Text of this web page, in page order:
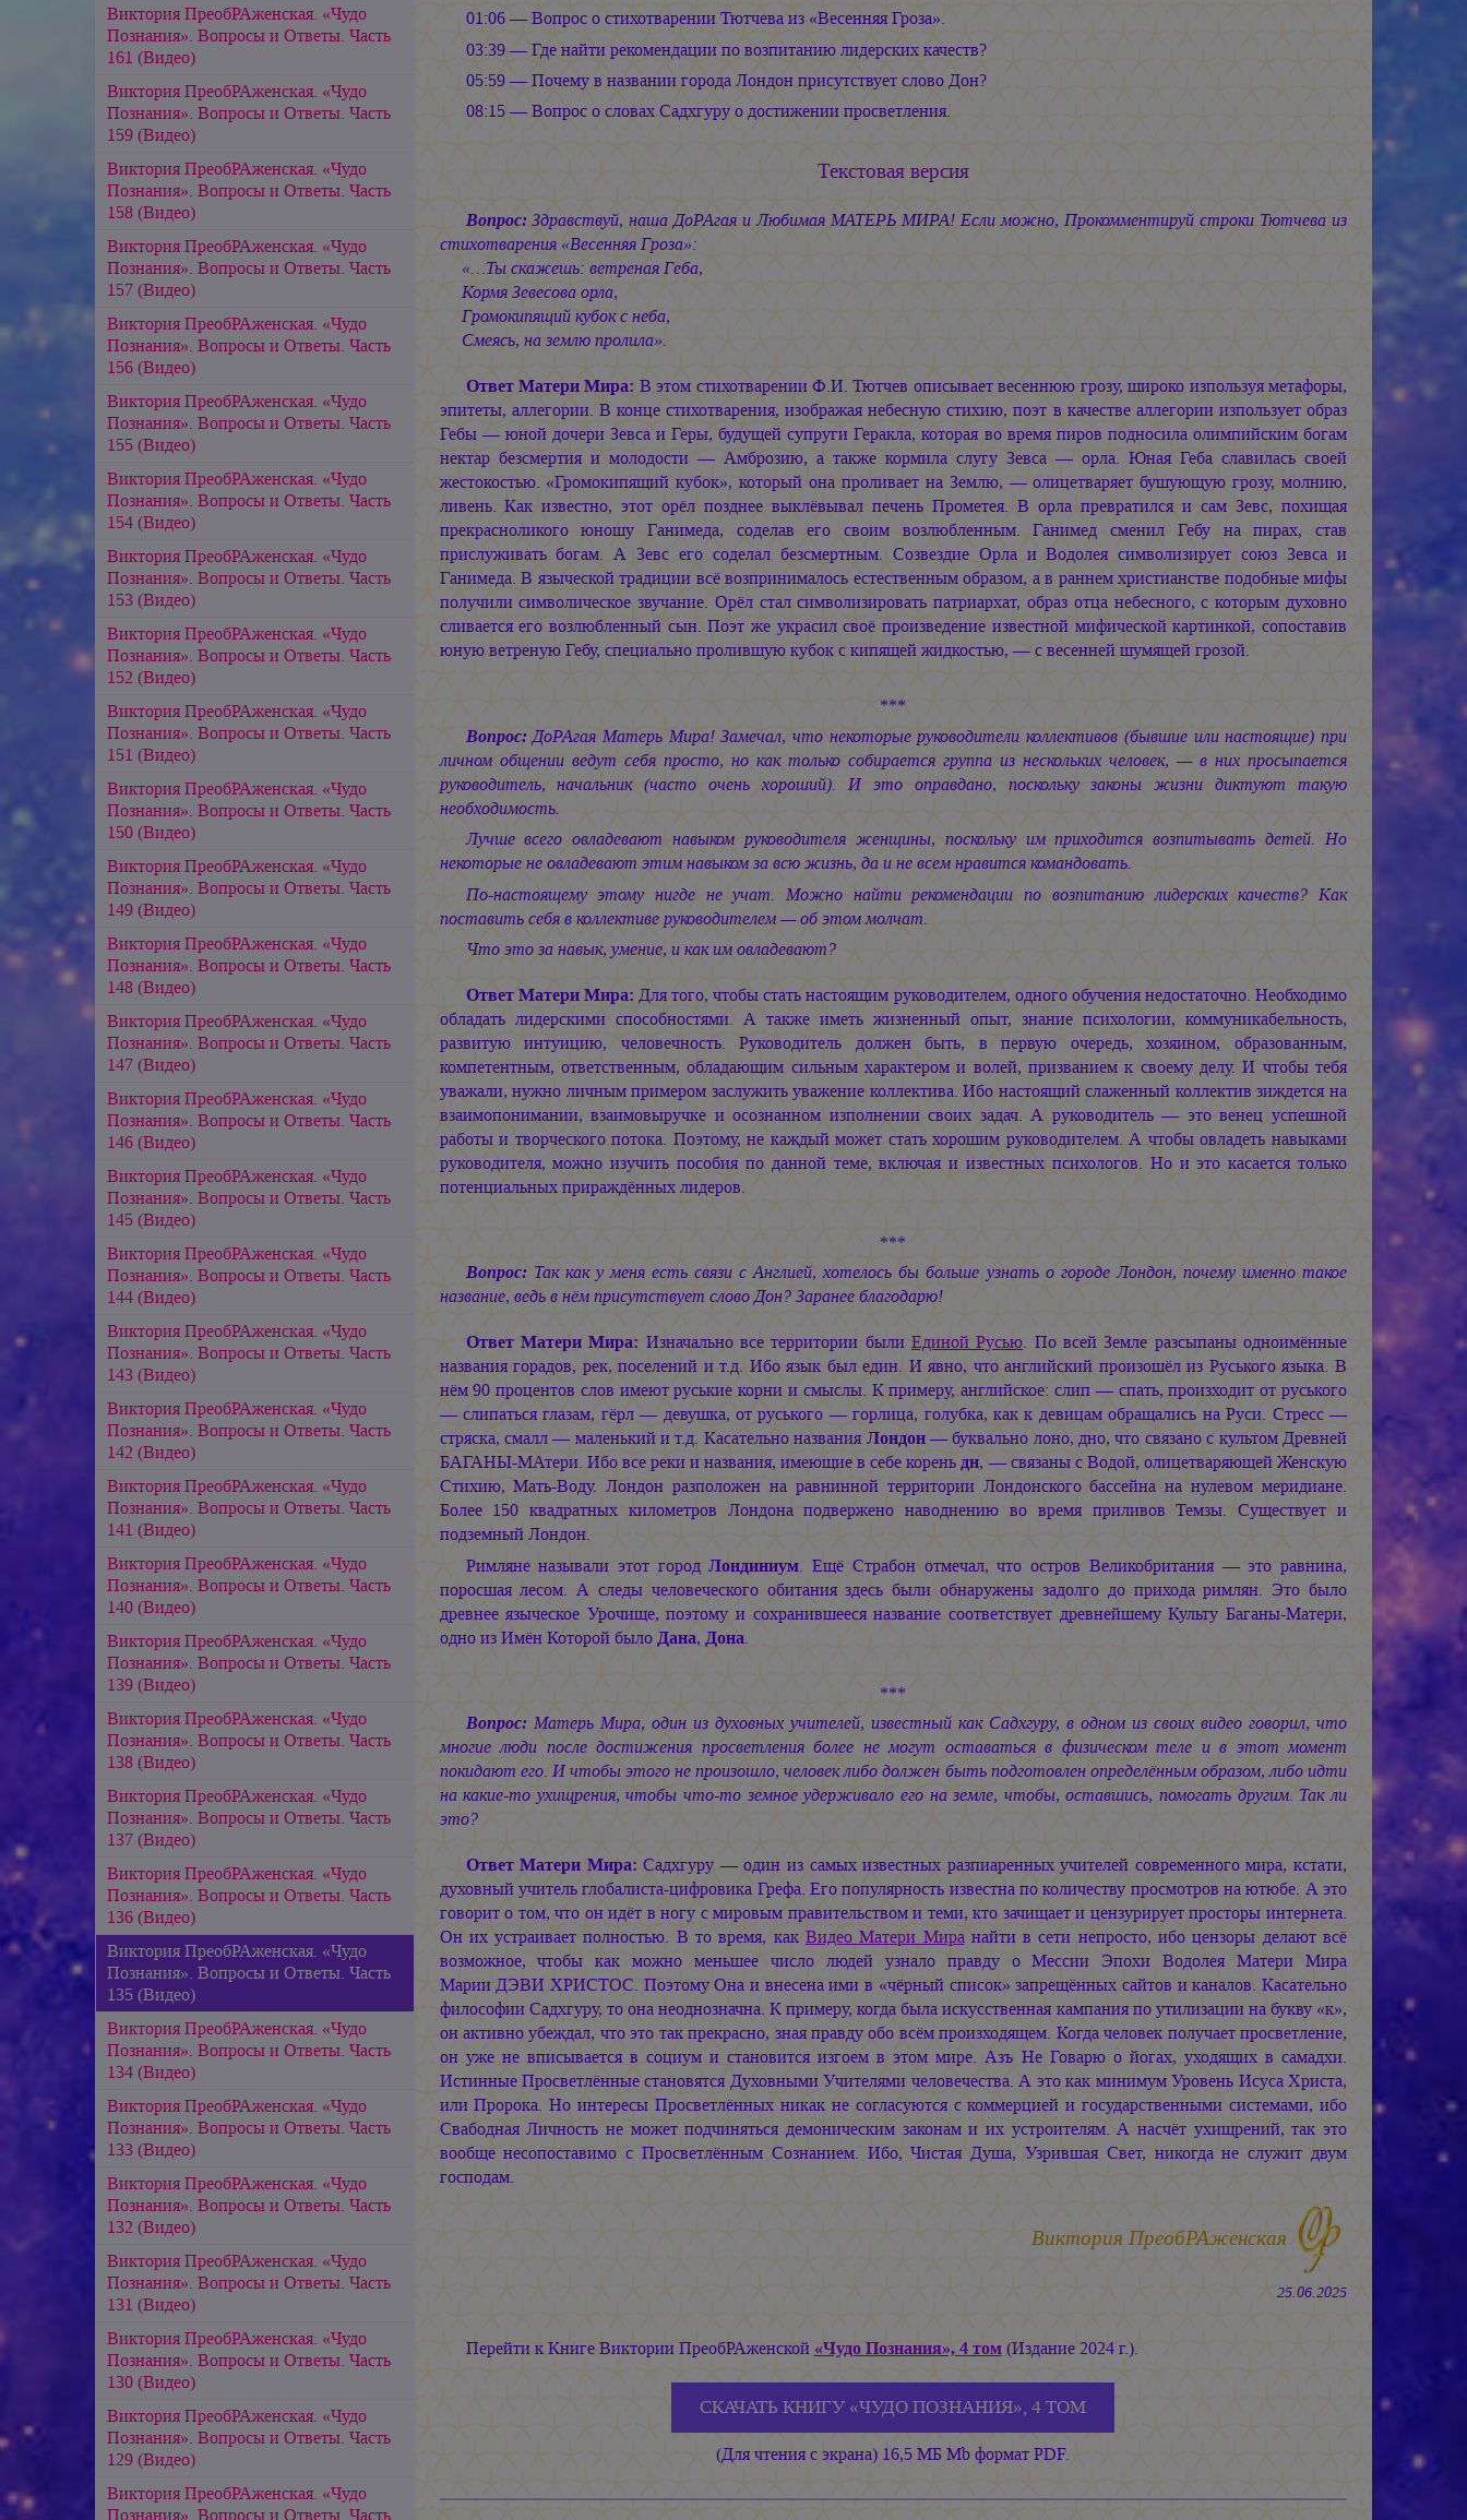
Виктория ПреобРАженская. «Чудо
Познания». Вопросы и Ответы. Часть
161 (Видео)
Виктория ПреобРАженская. «Чудо
Познания». Вопросы и Ответы. Часть
159 (Видео)
Виктория ПреобРАженская. «Чудо
Познания». Вопросы и Ответы. Часть
158 (Видео)
Виктория ПреобРАженская. «Чудо
Познания». Вопросы и Ответы. Часть
157 (Видео)
Виктория ПреобРАженская. «Чудо
Познания». Вопросы и Ответы. Часть
156 (Видео)
Виктория ПреобРАженская. «Чудо
Познания». Вопросы и Ответы. Часть
155 (Видео)
Виктория ПреобРАженская. «Чудо
Познания». Вопросы и Ответы. Часть
154 (Видео)
Виктория ПреобРАженская. «Чудо
Познания». Вопросы и Ответы. Часть
153 (Видео)
Виктория ПреобРАженская. «Чудо
Познания». Вопросы и Ответы. Часть
152 (Видео)
Виктория ПреобРАженская. «Чудо
Познания». Вопросы и Ответы. Часть
151 (Видео)
Виктория ПреобРАженская. «Чудо
Познания». Вопросы и Ответы. Часть
150 (Видео)
Виктория ПреобРАженская. «Чудо
Познания». Вопросы и Ответы. Часть
149 (Видео)
Виктория ПреобРАженская. «Чудо
Познания». Вопросы и Ответы. Часть
148 (Видео)
Виктория ПреобРАженская. «Чудо
Познания». Вопросы и Ответы. Часть
147 (Видео)
Виктория ПреобРАженская. «Чудо
Познания». Вопросы и Ответы. Часть
146 (Видео)
Виктория ПреобРАженская. «Чудо
Познания». Вопросы и Ответы. Часть
145 (Видео)
Виктория ПреобРАженская. «Чудо
Познания». Вопросы и Ответы. Часть
144 (Видео)
Виктория ПреобРАженская. «Чудо
Познания». Вопросы и Ответы. Часть
143 (Видео)
Виктория ПреобРАженская. «Чудо
Познания». Вопросы и Ответы. Часть
142 (Видео)
Виктория ПреобРАженская. «Чудо
Познания». Вопросы и Ответы. Часть
141 (Видео)
Виктория ПреобРАженская. «Чудо
Познания». Вопросы и Ответы. Часть
140 (Видео)
Виктория ПреобРАженская. «Чудо
Познания». Вопросы и Ответы. Часть
139 (Видео)
Виктория ПреобРАженская. «Чудо
Познания». Вопросы и Ответы. Часть
138 (Видео)
Виктория ПреобРАженская. «Чудо
Познания». Вопросы и Ответы. Часть
137 (Видео)
Виктория ПреобРАженская. «Чудо
Познания». Вопросы и Ответы. Часть
136 (Видео)
Виктория ПреобРАженская. «Чудо
Познания». Вопросы и Ответы. Часть
135 (Видео)
Виктория ПреобРАженская. «Чудо
Познания». Вопросы и Ответы. Часть
134 (Видео)
Виктория ПреобРАженская. «Чудо
Познания». Вопросы и Ответы. Часть
133 (Видео)
Виктория ПреобРАженская. «Чудо
Познания». Вопросы и Ответы. Часть
132 (Видео)
Виктория ПреобРАженская. «Чудо
Познания». Вопросы и Ответы. Часть
131 (Видео)
Виктория ПреобРАженская. «Чудо
Познания». Вопросы и Ответы. Часть
130 (Видео)
Виктория ПреобРАженская. «Чудо
Познания». Вопросы и Ответы. Часть
129 (Видео)
Виктория ПреобРАженская. «Чудо
Познания». Вопросы и Ответы. Часть
01:06 — Вопрос о стихотварении Тютчева из «Весенняя Гроза».
03:39 — Где найти рекомендации по возпитанию лидерских качеств?
05:59 — Почему в названии города Лондон присутствует слово Дон?
08:15 — Вопрос о словах Садхгуру о достижении просветления.
Текстовая версия
Вопрос: Здравствуй, наша ДоРАгая и Любимая МАТЕРЬ МИРА! Если можно, Прокомментируй строки Тютчева из
стихотварения «Весенняя Гроза»:
«…Ты скажешь: ветреная Геба,
Кормя Зевесова орла,
Громокипящий кубок с неба,
Смеясь, на землю пролила».
Ответ Матери Мира: В этом стихотварении Ф.И. Тютчев описывает весеннюю грозу, широко изпользуя метафоры,
эпитеты, аллегории. В конце стихотварения, изображая небесную стихию, поэт в качестве аллегории изпользует образ
Гебы — юной дочери Зевса и Геры, будущей супруги Геракла, которая во время пиров подносила олимпийским богам
нектар безсмертия и молодости — Амброзию, а также кормила слугу Зевса — орла. Юная Геба славилась своей
жестокостью. «Громокипящий кубок», который она проливает на Землю, — олицетваряет бушующую грозу, молнию,
ливень. Как известно, этот орёл позднее выклёвывал печень Прометея. В орла превратился и сам Зевс, похищая
прекрасноликого юношу Ганимеда, соделав его своим возлюбленным. Ганимед сменил Гебу на пирах, став
прислуживать богам. А Зевс его соделал безсмертным. Созвездие Орла и Водолея символизирует союз Зевса и
Ганимеда. В языческой традиции всё возпринималось естественным образом, а в раннем христианстве подобные мифы
получили символическое звучание. Орёл стал символизировать патриархат, образ отца небесного, с которым духовно
сливается его возлюбленный сын. Поэт же украсил своё произведение известной мифической картинкой, сопоставив
юную ветреную Гебу, специально пролившую кубок с кипящей жидкостью, — с весенней шумящей грозой.
***
Вопрос: ДоРАгая Матерь Мира! Замечал, что некоторые руководители коллективов (бывшие или настоящие) при
личном общении ведут себя просто, но как только собирается группа из нескольких человек, — в них просыпается
руководитель, начальник (часто очень хороший). И это оправдано, поскольку законы жизни диктуют такую
необходимость.
Лучше всего овладевают навыком руководителя женщины, поскольку им приходится возпитывать детей. Но
некоторые не овладевают этим навыком за всю жизнь, да и не всем нравится командовать.
По-настоящему этому нигде не учат. Можно найти рекомендации по возпитанию лидерских качеств? Как
поставить себя в коллективе руководителем — об этом молчат.
Что это за навык, умение, и как им овладевают?
Ответ Матери Мира: Для того, чтобы стать настоящим руководителем, одного обучения недостаточно. Необходимо
обладать лидерскими способностями. А также иметь жизненный опыт, знание психологии, коммуникабельность,
развитую интуицию, человечность. Руководитель должен быть, в первую очередь, хозяином, образованным,
компетентным, ответственным, обладающим сильным характером и волей, призванием к своему делу. И чтобы тебя
уважали, нужно личным примером заслужить уважение коллектива. Ибо настоящий слаженный коллектив зиждется на
взаимопонимании, взаимовыручке и осознанном изполнении своих задач. А руководитель — это венец успешной
работы и творческого потока. Поэтому, не каждый может стать хорошим руководителем. А чтобы овладеть навыками
руководителя, можно изучить пособия по данной теме, включая и известных психологов. Но и это касается только
потенциальных прираждённых лидеров.
***
Вопрос: Так как у меня есть связи с Англией, хотелось бы больше узнать о городе Лондон, почему именно такое
название, ведь в нём присутствует слово Дон? Заранее благодарю!
Ответ Матери Мира: Изначально все территории были Единой Русью. По всей Земле разсыпаны одноимённые
названия горадов, рек, поселений и т.д. Ибо язык был един. И явно, что английский произошёл из Руського языка. В
нём 90 процентов слов имеют руськие корни и смыслы. К примеру, английское: слип — спать, произходит от руського
— слипаться глазам, гёрл — девушка, от руського — горлица, голубка, как к девицам обращались на Руси. Стресс —
стряска, смалл — маленький и т.д. Касательно названия Лондон— буквально лоно, дно, что связано с культом Древней
БАГАНЫ-МАтери. Ибо все реки и названия, имеющие в себе кореньдн, — связаны с Водой, олицетваряющей Женскую
Стихию, Мать-Воду. Лондон разположен на равнинной территории Лондонского бассейна на нулевом меридиане.
Более 150 квадратных километров Лондона подвержено наводнению во время приливов Темзы. Существует и
подземный Лондон.
Римляне называли этот городЛондиниум. Ещё Страбон отмечал, что остров Великобритания — это равнина,
поросшая лесом. А следы человеческого обитания здесь были обнаружены задолго до прихода римлян. Это было
древнее языческое Урочище, поэтому и сохранившееся название соответствует древнейшему Культу Баганы-Матери,
одно из Имён Которой былоДана, Дона.
***
Вопрос: Матерь Мира, один из духовных учителей, известный как Садхгуру, в одном из своих видео говорил, что
многие люди после достижения просветления более не могут оставаться в физическом теле и в этот момент
покидают его. И чтобы этого не произошло, человек либо должен быть подготовлен определённым образом, либо идти
на какие-то ухищрения, чтобы что-то земное удерживало его на земле, чтобы, оставшись, помогать другим. Так ли
это?
Ответ Матери Мира: Садхгуру — один из самых известных разпиаренных учителей современного мира, кстати,
духовный учитель глобалиста-цифровика Грефа. Его популярность известна по количеству просмотров на ютюбе. А это
говорит о том, что он идёт в ногу с мировым правительством и теми, кто зачищает и цензурирует просторы интернета.
Он их устраивает полностью. В то время, как Видео Матери Миранайти в сети непросто, ибо цензоры делают всё
возможное, чтобы как можно меньшее число людей узнало правду о Мессии Эпохи Водолея Матери Мира
Марии ДЭВИ ХРИСТОС. Поэтому Она и внесена ими в «чёрный список» запрещённых сайтов и каналов. Касательно
философии Садхгуру, то она неоднозначна. К примеру, когда была искусственная кампания по утилизации на букву «к»,
он активно убеждал, что это так прекрасно, зная правду обо всём произходящем. Когда человек получает просветление,
он уже не вписывается в социум и становится изгоем в этом мире. Азъ Не Говарю о йогах, уходящих в самадхи.
Истинные Просветлённые становятся Духовными Учителями человечества. А это как минимум Уровень Исуса Христа,
или Пророка. Но интересы Просветлённых никак не согласуются с коммерцией и государственными системами, ибо
Свабодная Личность не может подчиняться демоническим законам и их устроителям. А насчёт ухищрений, так это
вообще несопоставимо с Просветлённым Сознанием. Ибо, Чистая Душа, Узрившая Свет, никогда не служит двум
господам.
Виктория ПреобРАженская
25.06.2025
Перейти к Книге Виктории ПреобРАженской «Чудо Познания», 4 том(Издание 2024 г.).
СКАЧАТЬ КНИГУ «ЧУДО ПОЗНАНИЯ», 4 ТОМ
(Для чтения с экрана) 16,5 МБ Mb формат PDF.